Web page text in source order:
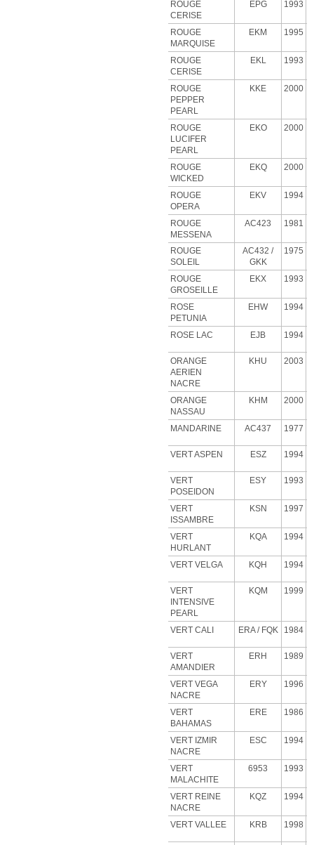
ROUGE
CERISE
EPG 1993
ROUGE
MARQUISE
EKM 1995
ROUGE
CERISE
EKL 1993
ROUGE
PEPPER
PEARL
KKE 2000
ROUGE
LUCIFER
PEARL
EKO 2000
ROUGE
WICKED
EKQ 2000
ROUGE
OPERA
EKV 1994
ROUGE
MESSENA
AC423 1981
ROUGE
SOLEIL
AC432 /
GKK
1975
ROUGE
GROSEILLE
EKX 1993
ROSE
PETUNIA
EHW 1994
ROSE LAC EJB 1994
ORANGE
AERIEN
NACRE
KHU 2003
ORANGE
NASSAU
KHM 2000
MANDARINE AC437 1977
VERT ASPEN ESZ 1994
VERT
POSEIDON
ESY 1993
VERT
ISSAMBRE
KSN 1997
VERT
HURLANT
KQA 1994
VERT VELGA KQH 1994
VERT
INTENSIVE
PEARL
KQM 1999
VERT CALI ERA/ FQK 1984
VERT
AMANDIER
ERH 1989
VERT VEGA
NACRE
ERY 1996
VERT
BAHAMAS
ERE 1986
VERT IZMIR
NACRE
ESC 1994
VERT
MALACHITE
6953 1993
VERT REINE
NACRE
KQZ 1994
VERT VALLEE KRB 1998